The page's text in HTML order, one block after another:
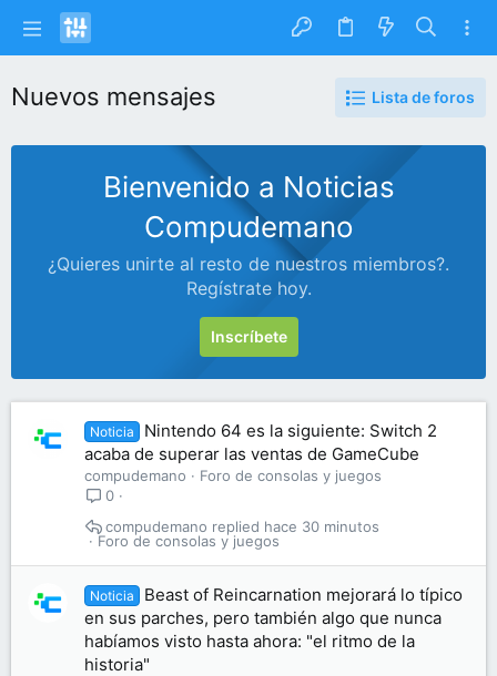
Nuevos mensajes Lista de foros
Bienvenido a Noticias
Compudemano
¿Quieres unirte al resto de nuestros miembros?.
Regístrate hoy.
Inscríbete
Noticia
Nintendo 64 es la siguiente: Switch 2
acaba de superar las ventas de GameCube
compudemano
Foro de consolas y juegos
0
Foro de consolas y juegos
hace 30 minutos
compudemano
Noticia
Beast of Reincarnation mejorará lo típico
en sus parches, pero también algo que nunca
habíamos visto hasta ahora: "el ritmo de la
historia"